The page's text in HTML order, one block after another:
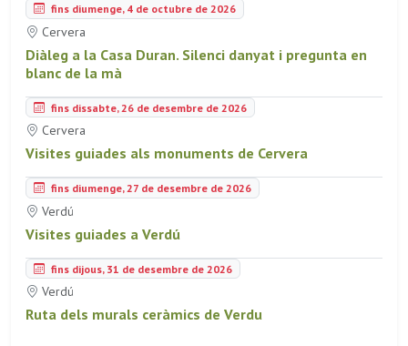
fins diumenge, 4 de octubre de 2026
Cervera
Diàleg a la Casa Duran. Silenci danyat i pregunta en
blanc de la mà
fins dissabte, 26 de desembre de 2026
Cervera
Visites guiades als monuments de Cervera
fins diumenge, 27 de desembre de 2026
Verdú
Visites guiades a Verdú
fins dijous, 31 de desembre de 2026
Verdú
Ruta dels murals ceràmics de Verdu